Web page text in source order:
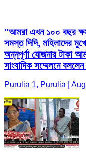
"আমরা এখন ১০০ বছর
সমস্ত দিদি, মহিলাদের
অন্নপূর্ণা যোজনার টাকা
সাংবাদিক সম্মেলনে
Purulia 1, Purulia |